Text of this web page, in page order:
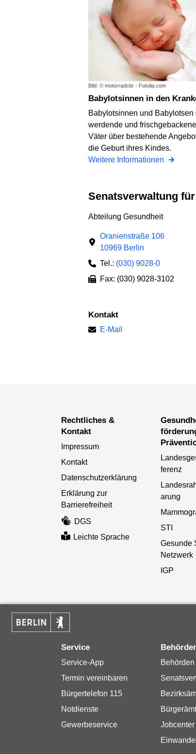
Bild: © motorradcbr - Fotolia.com
Babylotsinnen in den
Babylotsinnen und Babylotsen
werdende und
Väter über bestehende
die Geburt ihres Kindes.
Weitere Informationen
Senatsverwaltung
Abteilung Gesundheit
Oranienstraße 106
10969 Berlin
Tel.: (030) 9028-0
Fax: (030) 9028-3102
Kontakt
E-Mail
Rechtliches &
Kontakt
Impressum
Kontakt
Datenschutzerklärung
Erklärung zur
Barrierefreiheit
DGS
Leichte Sprache
Gesundheits­
ferenz
arung
STI
Gesunde
Netzwerk
IGP
Service
Service-App
Termin vereinbaren
Bürgertelefon 115
Notdienste
Gewerbeservice
Behörden
Jobcenter